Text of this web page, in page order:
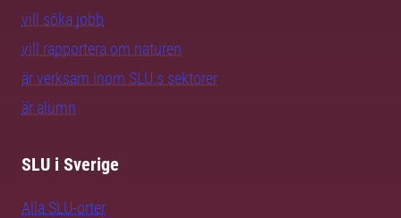
vill söka jobb
vill rapportera om naturen
är verksam inom SLU:s sektorer
är alumn
SLU i Sverige
Alla SLU-orter